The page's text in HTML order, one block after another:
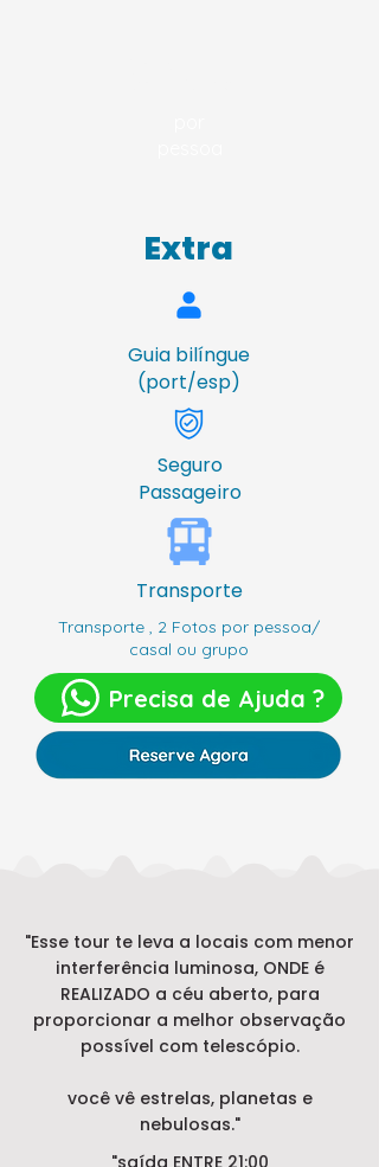
Extra
Guia bilíngue
(port/esp)
Seguro
Passageiro
Transporte
Transporte , 2 Fotos por pessoa/
casal ou grupo
Precisa de Ajuda ?
"Esse tour te leva a locais com menor
interferência luminosa, ONDE é
REALIZADO a céu aberto, para
proporcionar a melhor observação
possível com telescópio.
você vê estrelas, planetas e
nebulosas."
"saída ENTRE 21:00